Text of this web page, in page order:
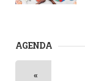
AGENDA
«